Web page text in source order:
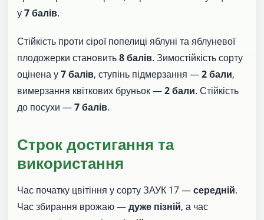
у7 балів.
Стійкість проти сірої попелиці яблуні та яблуневої
плодожерки становить8 балів. Зимостійкість сорту
оцінена у7 балів, ступінь підмерзання —2 бали,
вимерзання квіткових бруньок —2 бали. Стійкість
до посухи —7 балів.
Строк достигання та
використання
Час початку цвітіння у сорту ЗАУК 17 —середній.
Час збирання врожаю —дуже пізній, а час